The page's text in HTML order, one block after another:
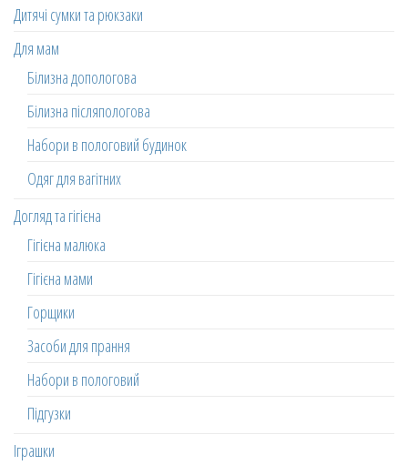
Дитячі сумки та рюкзаки
Для мам
Білизна допологова
Білизна післяпологова
Набори в пологовий будинок
Одяг для вагітних
Догляд та гігієна
Гігієна малюка
Гігієна мами
Горщики
Засоби для прання
Набори в пологовий
Підгузки
Іграшки